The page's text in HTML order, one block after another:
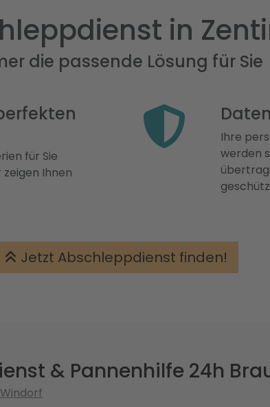
in
die passende Lösung für Sie
für Sie
Ihnen
Ihre
werden
Jetzt Abschleppdienst finden!
& Pannenhilfe 24h